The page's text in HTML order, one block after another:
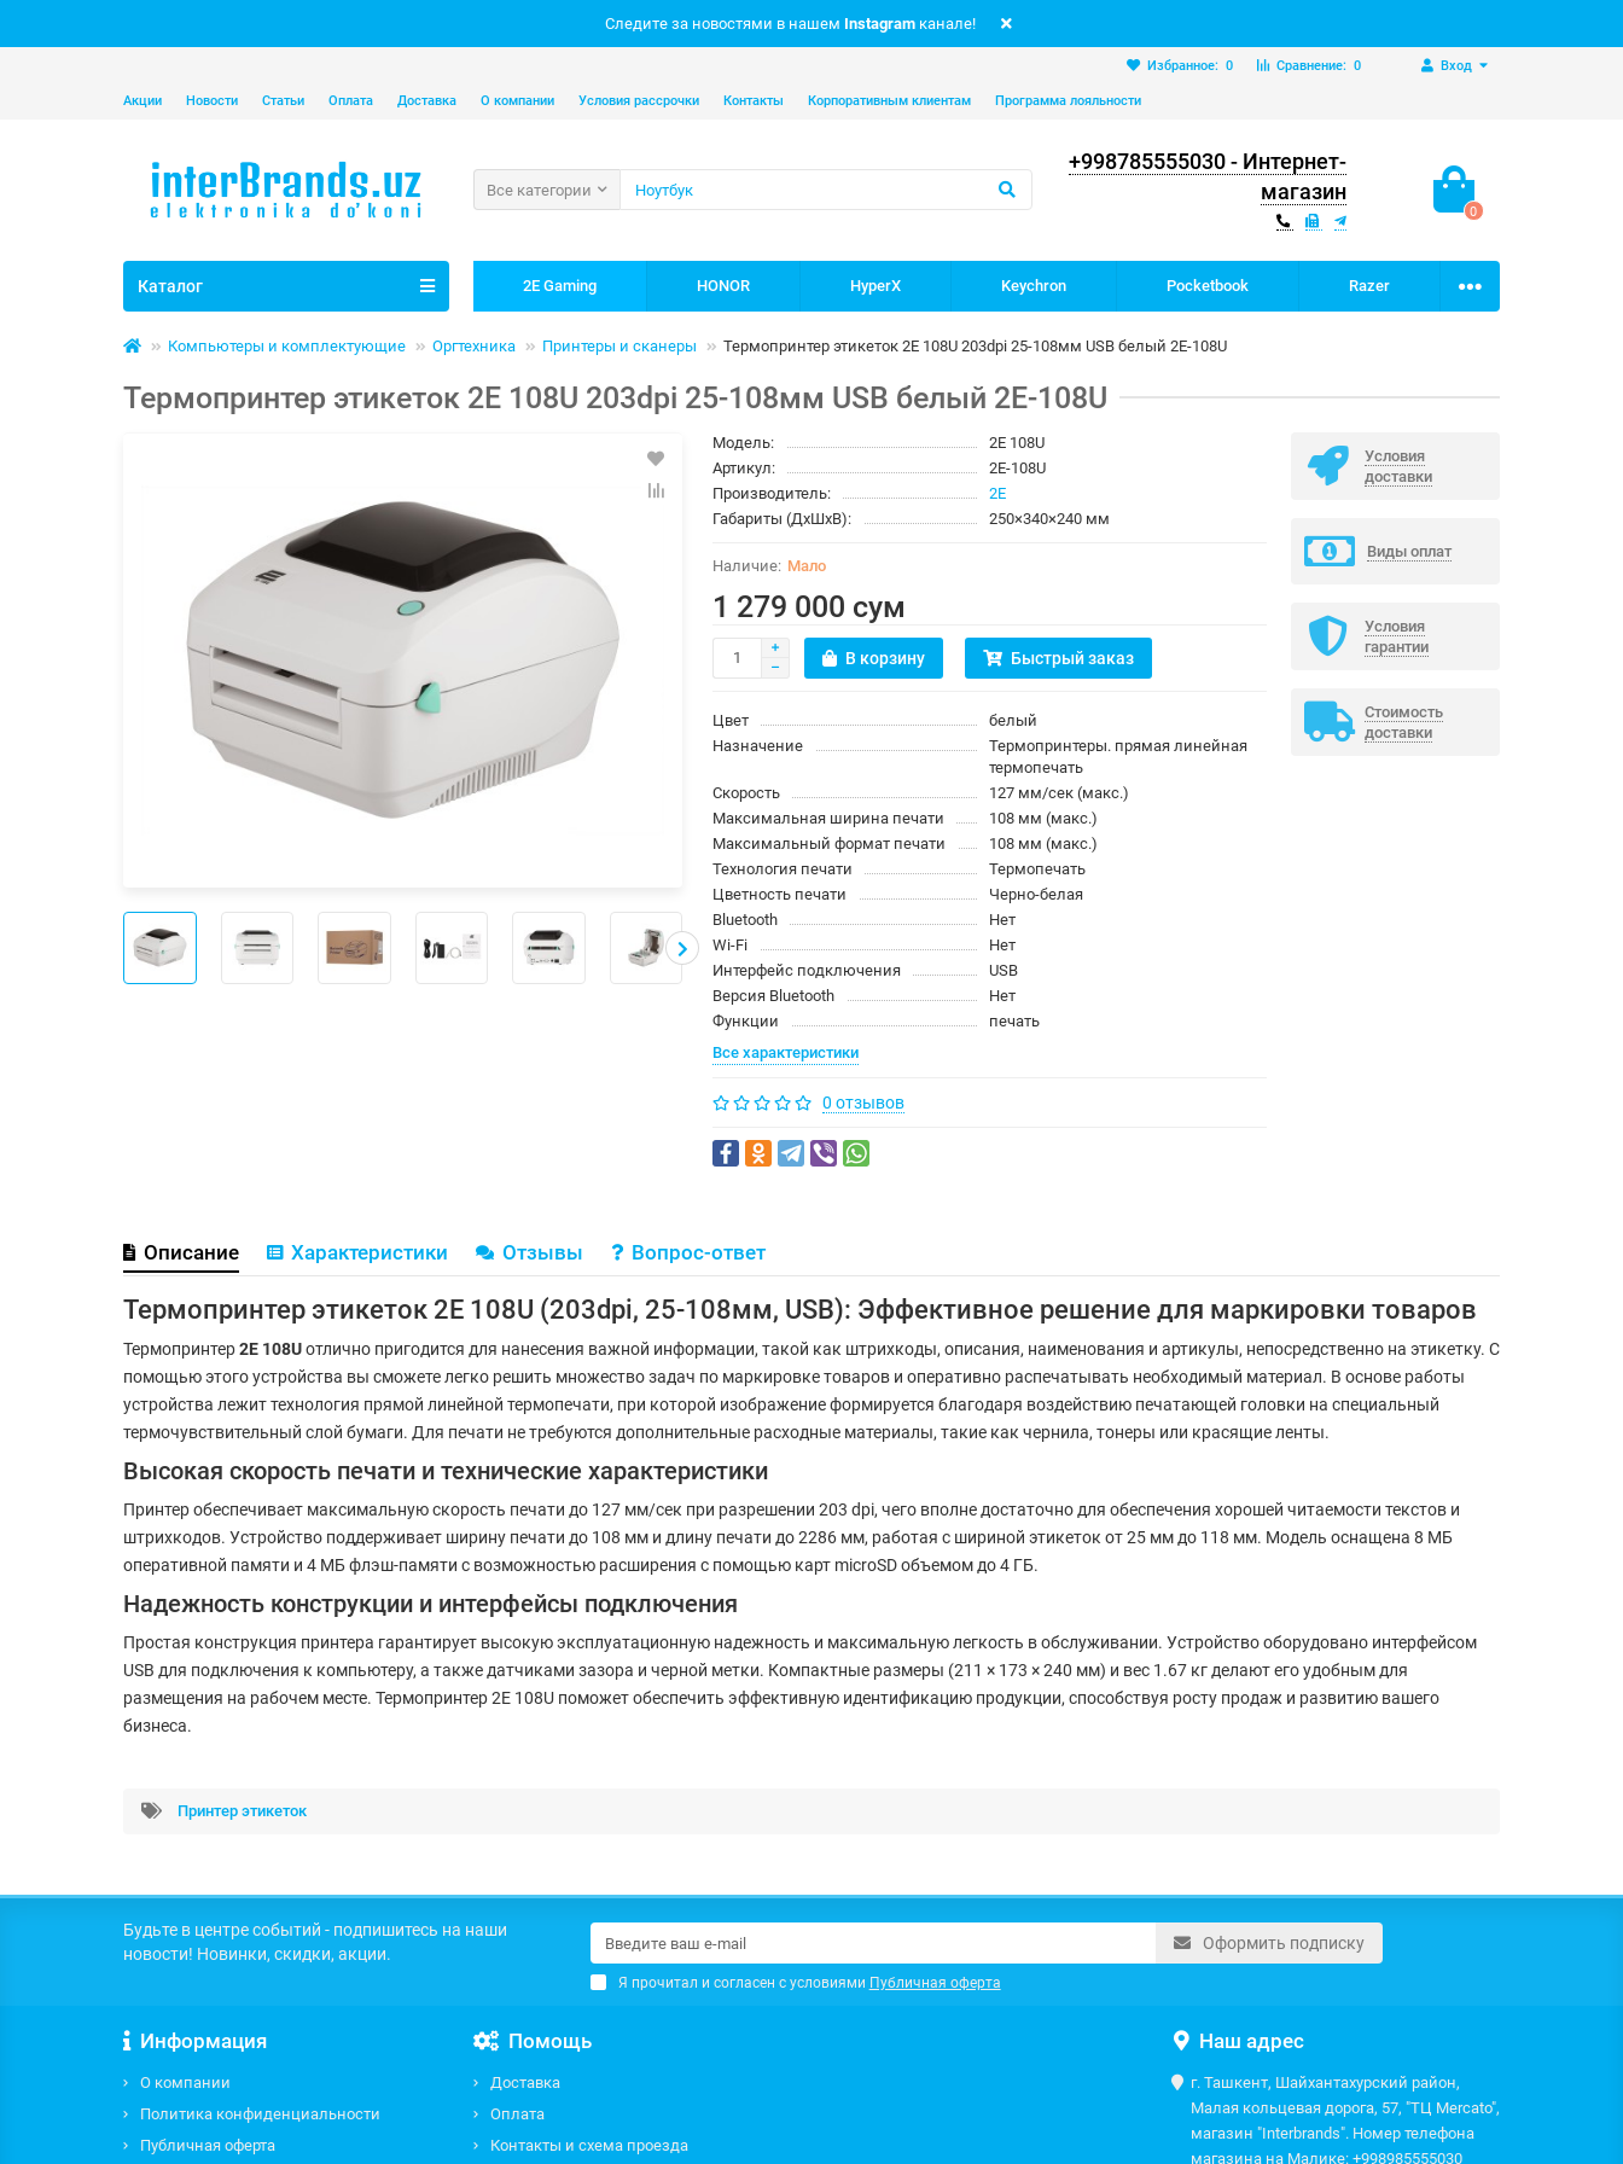
Следите за новостями в нашем Instagram канале!
Вход
Сравнение: 0
Избранное: 0
Акции Новости Статьи Оплата Доставка О компании Условия рассрочки Контакты Корпоративным клиентам Программа лояльности
+998785555030 - Интернет-
магазин
0
Все категории
Каталог 2E Gaming HONOR HyperX Keychron Pocketbook Razer
Компьютеры и комплектующие Оргтехника Принтеры и сканеры Термопринтер этикеток 2E 108U 203dpi 25-108мм USB белый 2E-108U
Термопринтер этикеток 2E 108U 203dpi 25-108мм USB белый 2E-108U
Модель:
2E 108U
Артикул:
2E-108U
Производитель:
2E
Габариты (ДхШхВ):
250×340×240 мм
Мало
1 279 000 сум
В корзину Быстрый заказ
Цвет
белый
Назначение
Термопринтеры. прямая линейная
термопечать
Скорость
127 мм/сек (макс.)
Максимальная ширина печати
108 мм (макс.)
Максимальный формат печати
108 мм (макс.)
Технология печати
Термопечать
Цветность печати
Черно-белая
Bluetooth
Нет
Wi-Fi
Нет
Интерфейс подключения
USB
Версия Bluetooth
Нет
Функции
печать
Все характеристики
0 отзывов
Условия
доставки
Виды оплат
Условия
гарантии
Стоимость
доставки
Описание Характеристики Отзывы Вопрос-ответ
Термопринтер этикеток 2E 108U (203dpi, 25-108мм, USB): Эффективное решение для маркировки товаров
Термопринтер2E 108Uотлично пригодится для нанесения важной информации, такой как штрихкоды, описания, наименования и артикулы, непосредственно на этикетку. С
помощью этого устройства вы сможете легко решить множество задач по маркировке товаров и оперативно распечатывать необходимый материал. В основе работы
устройства лежит технология прямой линейной термопечати, при которой изображение формируется благодаря воздействию печатающей головки на специальный
термочувствительный слой бумаги. Для печати не требуются дополнительные расходные материалы, такие как чернила, тонеры или красящие ленты.
Высокая скорость печати и технические характеристики
Принтер обеспечивает максимальную скорость печати до 127 мм/сек при разрешении 203 dpi, чего вполне достаточно для обеспечения хорошей читаемости текстов и
штрихкодов. Устройство поддерживает ширину печати до 108 мм и длину печати до 2286 мм, работая с шириной этикеток от 25 мм до 118 мм. Модель оснащена 8 МБ
оперативной памяти и 4 МБ флэш-памяти с возможностью расширения с помощью карт microSD объемом до 4 ГБ.
Надежность конструкции и интерфейсы подключения
Простая конструкция принтера гарантирует высокую эксплуатационную надежность и максимальную легкость в обслуживании. Устройство оборудовано интерфейсом
USB для подключения к компьютеру, а также датчиками зазора и черной метки. Компактные размеры (211 × 173 × 240 мм) и вес 1.67 кг делают его удобным для
размещения на рабочем месте. Термопринтер 2E 108U поможет обеспечить эффективную идентификацию продукции, способствуя росту продаж и развитию вашего
бизнеса.
Принтер этикеток
Будьте в центре событий - подпишитесь на наши
новости! Новинки, скидки, акции.
Оформить подписку
Я прочитал и согласен с условиями Публичная оферта
Информация
О компании
Политика конфиденциальности
Публичная оферта
Помощь
Доставка
Оплата
Контакты и схема проезда
Наш адрес
г. Ташкент, Шайхантахурский район,
Малая кольцевая дорога, 57, "ТЦ Mercato",
магазин "Interbrands". Номер телефона
магазина на Малике: +998985555030